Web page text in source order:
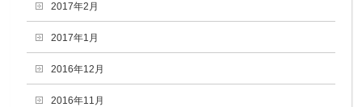
2017年2月
2017年1月
2016年12月
2016年11月